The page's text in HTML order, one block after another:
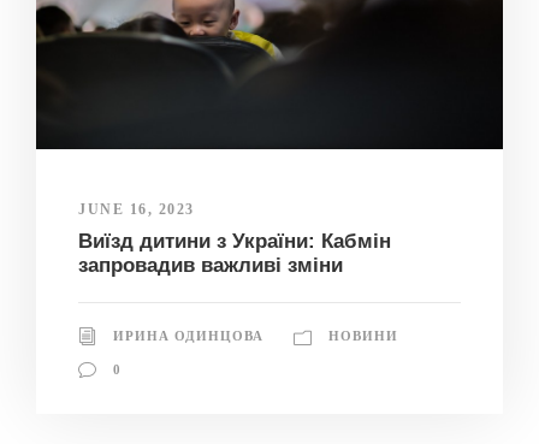
JUNE 16, 2023
Виїзд дитини з України: Кабмін
запровадив важливі зміни
ИРИНА ОДИНЦОВА НОВИНИ
0